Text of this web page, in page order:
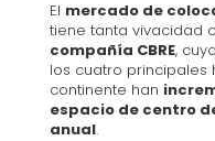
El mercado de
tiene tanta vivacidad
compañía CBRE,
los cuatro principales
continente han
espacio de centro
anual.